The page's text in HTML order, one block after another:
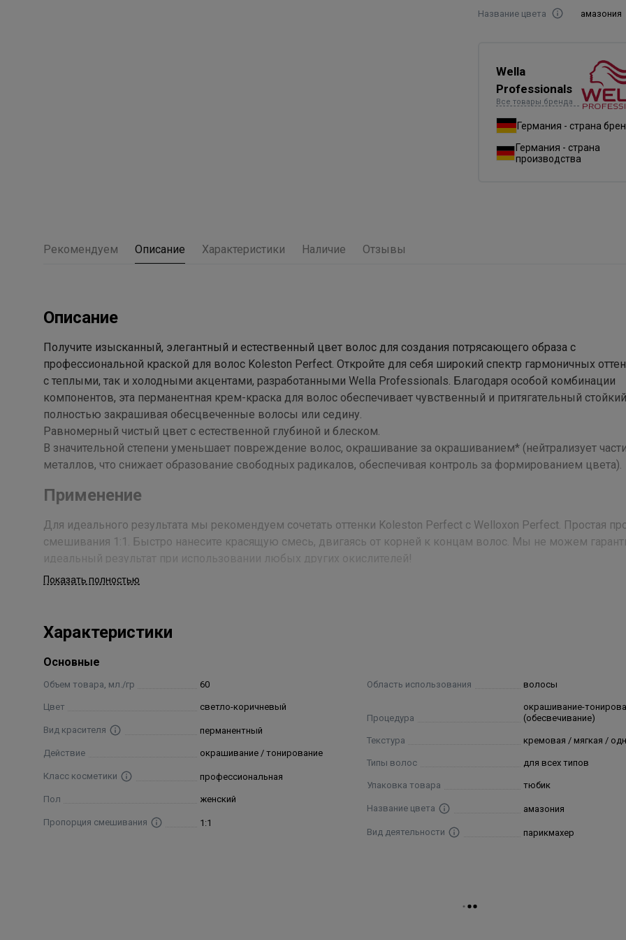
Название цвета амазония
Wella
Professionals
Все товары бренда
Германия - страна
Германия - страна
производства
Рекомендуем Описание Характеристики Наличие Отзывы
Описание
Получите изысканный, элегантный и естественный цвет волос для создания потрясающего образа с
профессиональной краской для волос Koleston Perfect. Откройте для себя широкий спектр гармоничных
с теплыми, так и холодными акцентами, разработанными Wella Professionals. Благодаря особой комбинации
компонентов, эта перманентная крем-краска для волос обеспечивает чувственный и притягательный
полностью закрашивая обесцвеченные волосы или седину.
Равномерный чистый цвет с естественной глубиной и блеском.
В значительной степени уменьшает повреждение волос, окрашивание за окрашиванием* (нейтрализует
металлов, что снижает образование свободных радикалов, обеспечивая контроль за формированием цвета).
Применение
Для идеального результата мы рекомендуем сочетать оттенки Koleston Perfect с Welloxon Perfect. Простая
смешивания 1:1. Быстро нанесите красящую смесь, двигаясь от корней к концам волос. Мы не можем
идеальный результат при использовании любых других окислителей!
Состав
Ceteth-10 Phosphate, Steareth-200, Ammonium Sulfate, Xanthan Gum, Sodium Hydroxide, Sodium Sulfite, Ascorbic
Methyl-5-Hydroxyethylaminophenol, m-Aminophenol
Показать полностью
Характеристики
Основные
Объем товара, мл./гр 60
Цвет светло-коричневый
Вид красителя перманентный
Действие окрашивание / тонирование
Класс косметики профессиональная
Пол женский
Пропорция смешивания 1:1
Область использования волосы
Процедура
окрашивание-
(обесвечивание)
Текстура кремовая / мягкая /
Типы волос для всех типов
Упаковка товара тюбик
Название цвета амазония
Вид деятельности парикмахер